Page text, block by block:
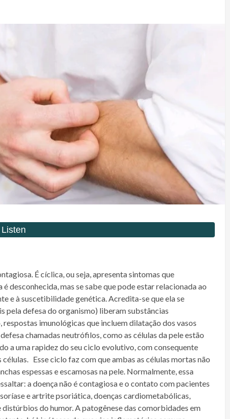
É cíclica, ou seja, apresenta sintomas que
desconhecida, mas se sabe que pode estar relacionada ao
e à suscetibilidade genética. Acredita-se que ela se
pela defesa do organismo) liberam substâncias
imunológicas que incluem dilatação dos vasos
chamadas neutrófilos, como as células da pele estão
a uma rapidez do seu ciclo evolutivo, com consequente
Esse ciclo faz com que ambas as células mortas não
espessas e escamosas na pele. Normalmente, essa
a doença não é contagiosa e o contato com pacientes
e artrite psoriática, doenças cardiometabólicas,
do humor. A patogênese das comorbidades em